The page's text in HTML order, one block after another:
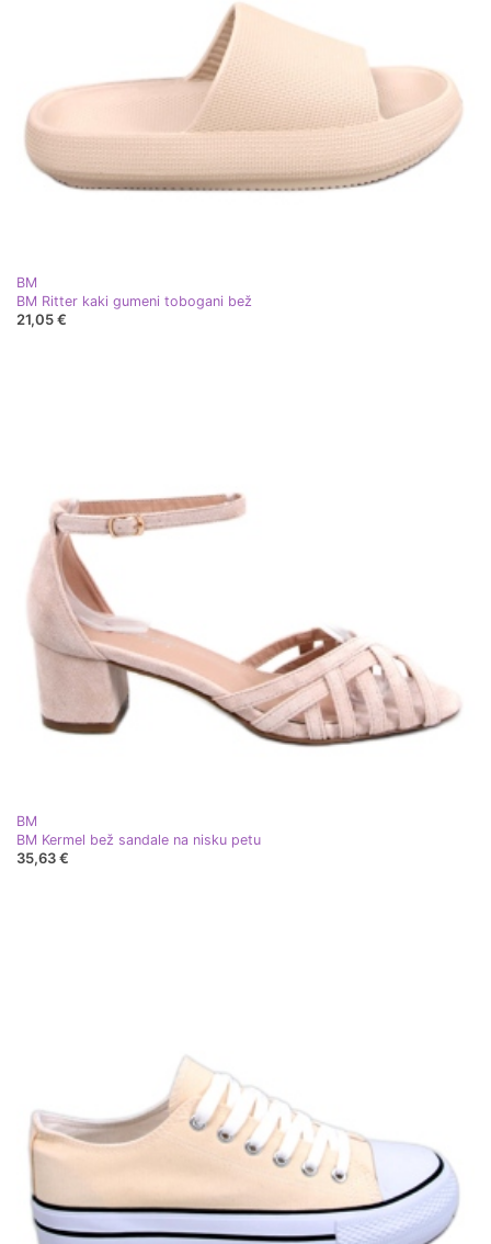
BM
BM Ritter kaki gumeni tobogani bež
21,05 €
BM
BM Kermel bež sandale na nisku petu
35,63 €